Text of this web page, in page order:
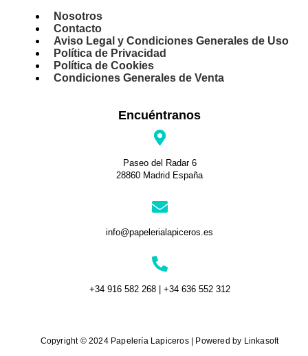
Nosotros
Contacto
Aviso Legal y Condiciones Generales de Uso
Política de Privacidad
Política de Cookies
Condiciones Generales de Venta
Encuéntranos
Paseo del Radar 6
28860 Madrid España
info@papelerialapiceros.es
+34 916 582 268 | +34 636 552 312
Copyright © 2024 Papelería Lapiceros | Powered by Linkasoft